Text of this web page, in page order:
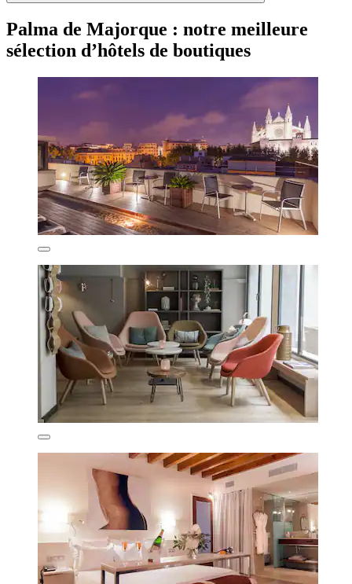
Palma de Majorque : notre meilleure
sélection d’hôtels de boutiques